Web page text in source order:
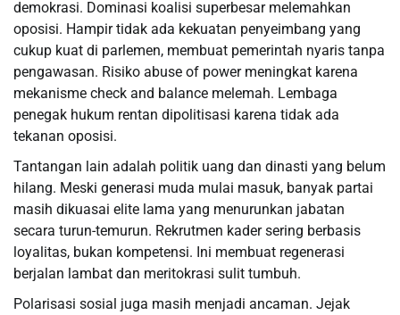
demokrasi. Dominasi koalisi superbesar melemahkan
oposisi. Hampir tidak ada kekuatan penyeimbang yang
cukup kuat di parlemen, membuat pemerintah nyaris tanpa
pengawasan. Risiko abuse of power meningkat karena
mekanisme check and balance melemah. Lembaga
penegak hukum rentan dipolitisasi karena tidak ada
tekanan oposisi.
Tantangan lain adalah politik uang dan dinasti yang belum
hilang. Meski generasi muda mulai masuk, banyak partai
masih dikuasai elite lama yang menurunkan jabatan
secara turun-temurun. Rekrutmen kader sering berbasis
loyalitas, bukan kompetensi. Ini membuat regenerasi
berjalan lambat dan meritokrasi sulit tumbuh.
Polarisasi sosial juga masih menjadi ancaman. Jejak